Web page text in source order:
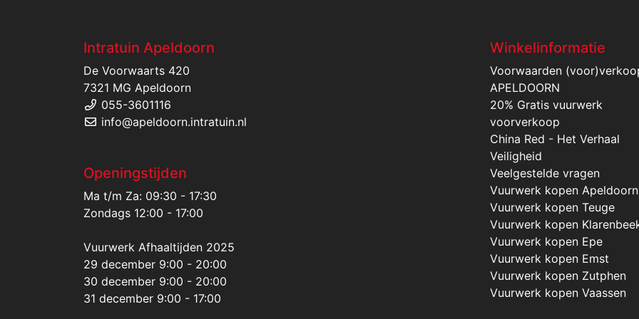
Intratuin Apeldoorn
De Voorwaarts 420
7321 MG Apeldoorn
055-3601116
info@apeldoorn.intratuin.nl
Openingstijden
Ma t/m Za: 09:30 - 17:30
Zondags 12:00 - 17:00
Vuurwerk Afhaaltijden 2025
29 december 9:00 - 20:00
30 december 9:00 - 20:00
31 december 9:00 - 17:00
Winkelinformatie
Voorwaarden
APELDOORN
20% Gratis vuurwerk
voorverkoop
China Red - Het Verhaal
Veiligheid
Veelgestelde vragen
Vuurwerk kopen Apeldoorn
Vuurwerk kopen Teuge
Vuurwerk kopen
Vuurwerk kopen Epe
Vuurwerk kopen Emst
Vuurwerk kopen Zutphen
Vuurwerk kopen Vaassen